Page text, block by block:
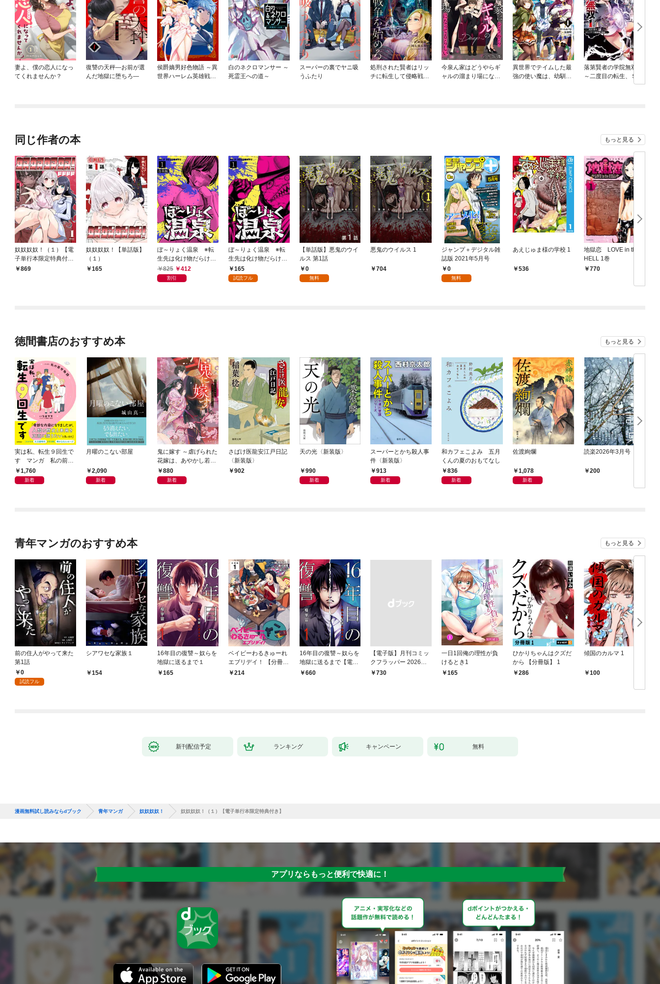
妻よ、僕の恋人になっ
てくれませんか？
復讐の天秤—お前が選
んだ地獄に堕ちろ—
侯爵嫡男好色物語 ～異
世界ハーレム英雄戦記
白のネクロマンサー ～
死霊王への道～
スーパーの裏でヤニ吸
うふたり
処刑された賢者はリッ
チに転生して侵略戦争
今泉ん家はどうやらギ
ャルの溜まり場になっ
異世界でテイムした最
強の使い魔は、幼馴染
落第賢者の学院無双
～二度目の転生、Ｓラ
ンクチート魔術師冒険
同じ作者の本 もっと見る
奴奴奴奴！（１）【電
子単行本限定特典付
き】869
奴奴奴奴！【単話版】
（１）
165
ぼ～りょく温泉 ※転
生先は化け物だらけの
ホラゲ世界！ 妻を守り
アイテム集めて脱出
825 412
割引
ぼ～りょく温泉 ※転
生先は化け物だらけの
ホラゲ世界！ 妻を守り
アイテム集めて脱出
165
試読フル
【単話版】悪鬼のウイ
ルス 第1話
0
無料
悪鬼のウイルス 1
704
ジャンプ＋デジタル雑
誌版 2021年5月号
0
無料
あえじゅま様の学校 1
536
地獄恋 LOVE in the
HELL 1巻
770
徳間書店のおすすめ本 もっと見る
実は私、転生９回生で
す マンガ 私の前世
物語1,760
新着
月曜のこない部屋
2,090
新着
鬼に嫁す ～虐げられた
花嫁は、あやかし若頭
に溺愛される～
880
新着
さばけ医龍安江戸日記
〈新装版〉
902
天の光〈新装版〉
990
新着
スーパーとかち殺人事
件〈新装版〉
913
新着
和カフェこよみ 五月
くんの夏のおもてなし
836
新着
佐渡絢爛
1,078
新着
読楽2026年3月号
200
青年マンガのおすすめ本 もっと見る
前の住人がやって来た
第1話
0
試読フル
シアワセな家族１
154
16年目の復讐～奴らを
地獄に送るまで１
165
ベイビーわるきゅーれ
エブリデイ！ 【分冊
版】 1
214
16年目の復讐～奴らを
地獄に送るまで【電子
単行本版】１
660
【電子版】月刊コミッ
クフラッパー 2026年9
月号
￥730
一日1回俺の理性が負
けるとき1
165
ひかりちゃんはクズだ
から 【分冊版】 1
286
傾国のカルマ 1
100
新刊配信予定 ランキング キャンペーン 無料
漫画無料試し読みならdブック 青年マンガ 奴奴奴奴！ 奴奴奴奴！（１）【電子単行本限定特典付き】
アプリならもっと便利で快適に！